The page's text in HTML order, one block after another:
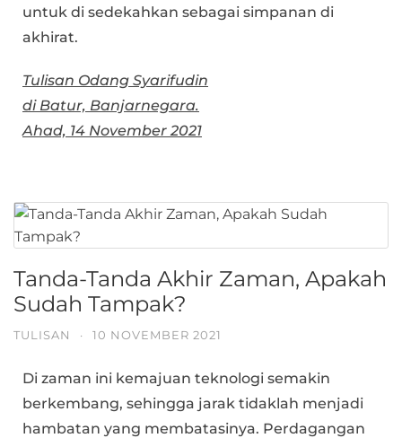
untuk di sedekahkan sebagai simpanan di
akhirat.
Tulisan Odang Syarifudin
di Batur, Banjarnegara.
Ahad, 14 November 2021
Tanda-Tanda Akhir Zaman, Apakah
Sudah Tampak?
TULISAN · 10 NOVEMBER 2021
Di zaman ini kemajuan teknologi semakin
berkembang, sehingga jarak tidaklah menjadi
hambatan yang membatasinya. Perdagangan